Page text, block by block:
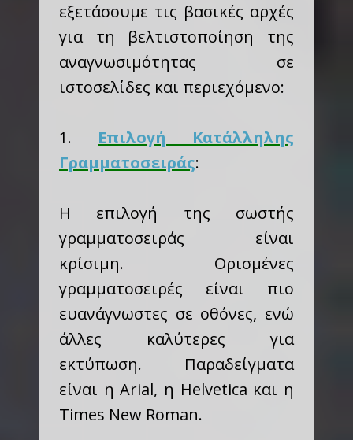
εξετάσουμε τις βασικές αρχές
για τη βελτιστοποίηση της
αναγνωσιμότητας σε
ιστοσελίδες και περιεχόμενο:
1. Επιλογή Κατάλληλης
Γραμματοσειράς:
Η επιλογή της σωστής
γραμματοσειράς είναι
κρίσιμη. Ορισμένες
γραμματοσειρές είναι πιο
ευανάγνωστες σε οθόνες, ενώ
άλλες καλύτερες για
εκτύπωση. Παραδείγματα
είναι η Arial, η Helvetica και η
Times New Roman.